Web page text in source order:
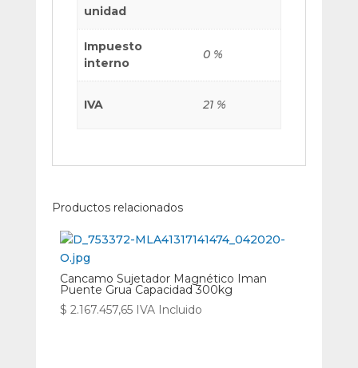
unidad
Impuesto
interno
0 %
IVA 21 %
Productos relacionados
Cancamo Sujetador Magnético Iman
Puente Grua Capacidad 300kg
$ 2.167.457,65 IVA Incluido